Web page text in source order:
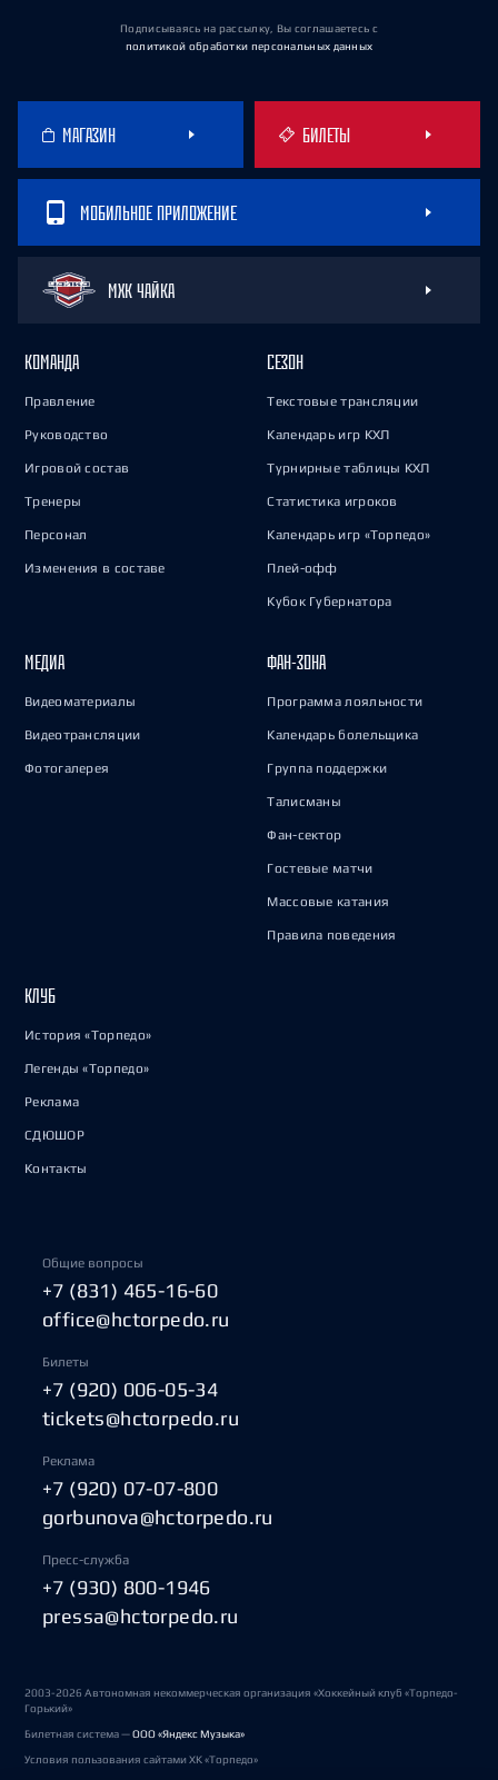
Подписываясь на рассылку, Вы соглашаетесь с
политикой обработки персональных данных
МАГАЗИН БИЛЕТЫ
МОБИЛЬНОЕ ПРИЛОЖЕНИЕ
МХК ЧАЙКА
КОМАНДА
Правление
Руководство
Игровой состав
Тренеры
Персонал
Изменения в составе
СЕЗОН
Текстовые трансляции
Календарь игр КХЛ
Турнирные таблицы КХЛ
Статистика игроков
Календарь игр «Торпедо»
Плей-офф
Кубок Губернатора
МЕДИА
Видеоматериалы
Видеотрансляции
Фотогалерея
ФАН-ЗОНА
Программа лояльности
Календарь болельщика
Группа поддержки
Талисманы
Фан-сектор
Гостевые матчи
Массовые катания
Правила поведения
КЛУБ
История «Торпедо»
Легенды «Торпедо»
Реклама
СДЮШОР
Контакты
Общие вопросы
+7 (831) 465-16-60
office@hctorpedo.ru
Билеты
+7 (920) 006-05-34
tickets@hctorpedo.ru
Реклама
+7 (920) 07-07-800
gorbunova@hctorpedo.ru
Пресс-служба
+7 (930) 800-1946
pressa@hctorpedo.ru
2003-2026 Автономная некоммерческая организация «Хоккейный клуб «Торпедо-
Горький»
Билетная система —ООО «Яндекс Музыка»
Условия пользования сайтами ХК «Торпедо»